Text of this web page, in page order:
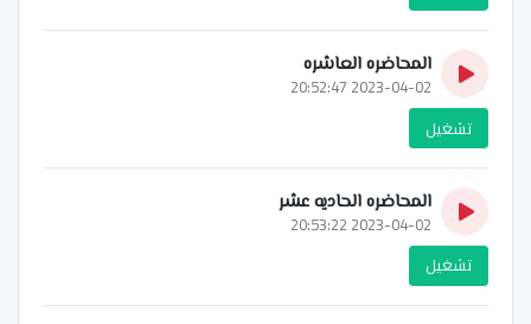
المحاضره العاشره
2023-04-02 20:52:47
تشغيل
المحاضره الحاديه عشر
2023-04-02 20:53:22
تشغيل